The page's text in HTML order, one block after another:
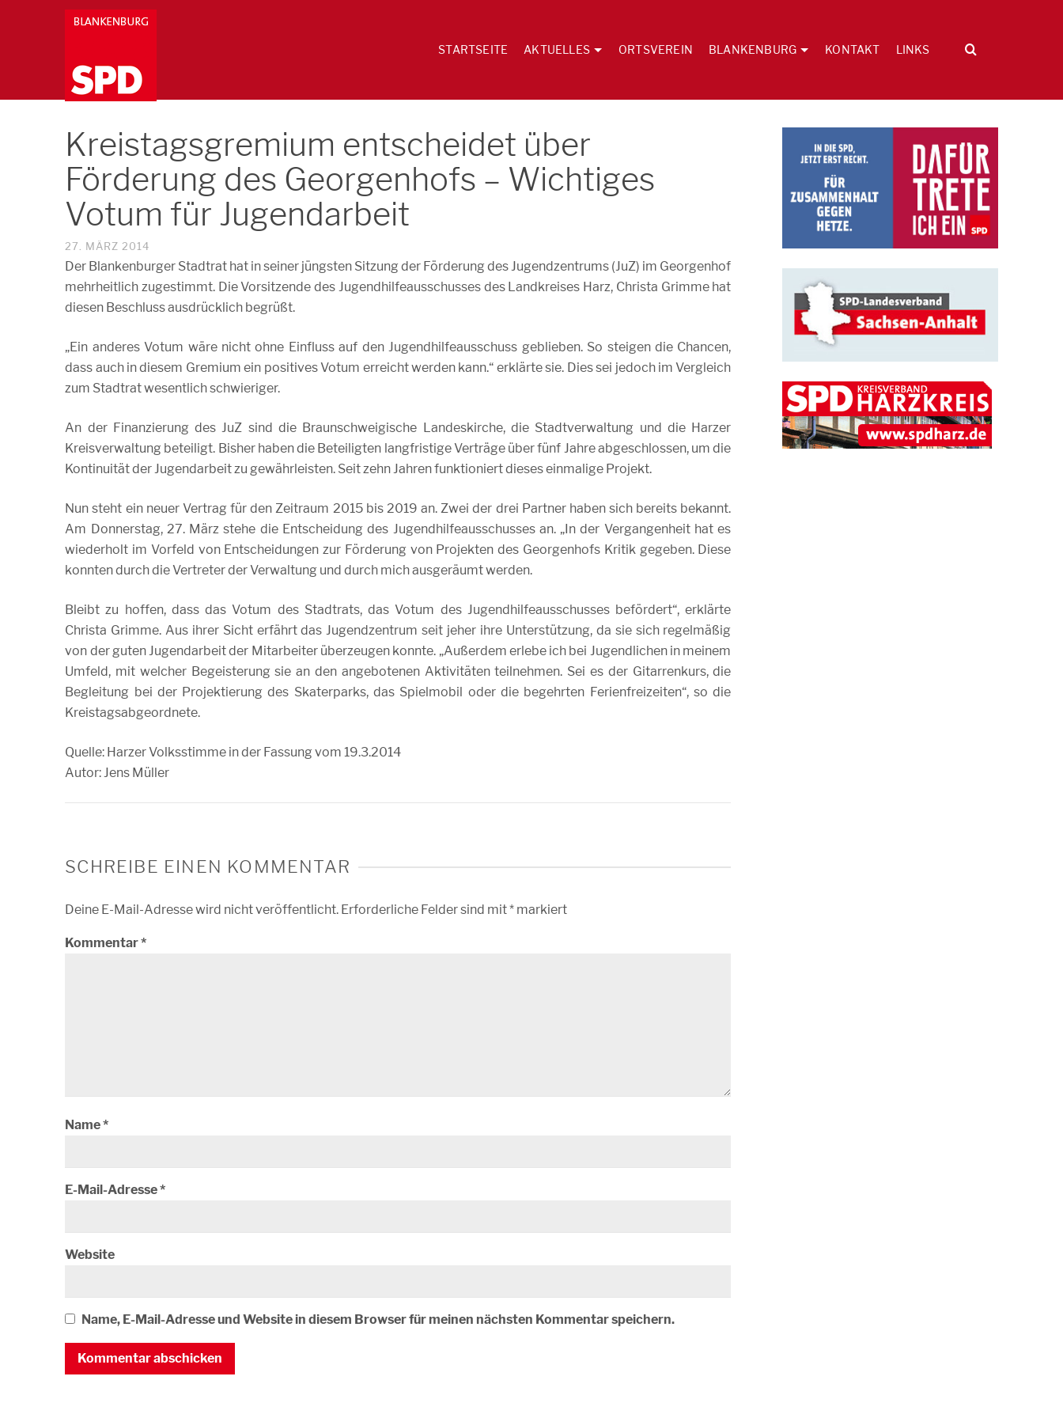
STARTSEITE AKTUELLES ORTSVEREIN BLANKENBURG KONTAKT LINKS
Kreistagsgremium entscheidet über
Förderung des Georgenhofs – Wichtiges
Votum für Jugendarbeit
27. MÄRZ 2014
Der Blankenburger Stadtrat hat in seiner jüngsten Sitzung der Förderung des Jugendzentrums (JuZ) im Georgenhof
mehrheitlich zugestimmt. Die Vorsitzende des Jugendhilfeausschusses des Landkreises Harz, Christa Grimme hat
diesen Beschluss ausdrücklich begrüßt.
„Ein anderes Votum wäre nicht ohne Einfluss auf den Jugendhilfeausschuss geblieben. So steigen die Chancen,
dass auch in diesem Gremium ein positives Votum erreicht werden kann.“ erklärte sie. Dies sei jedoch im Vergleich
zum Stadtrat wesentlich schwieriger.
An der Finanzierung des JuZ sind die Braunschweigische Landeskirche, die Stadtverwaltung und die Harzer
Kreisverwaltung beteiligt. Bisher haben die Beteiligten langfristige Verträge über fünf Jahre abgeschlossen, um die
Kontinuität der Jugendarbeit zu gewährleisten. Seit zehn Jahren funktioniert dieses einmalige Projekt.
Nun steht ein neuer Vertrag für den Zeitraum 2015 bis 2019 an. Zwei der drei Partner haben sich bereits bekannt.
Am Donnerstag, 27. März stehe die Entscheidung des Jugendhilfeausschusses an. „In der Vergangenheit hat es
wiederholt im Vorfeld von Entscheidungen zur Förderung von Projekten des Georgenhofs Kritik gegeben. Diese
konnten durch die Vertreter der Verwaltung und durch mich ausgeräumt werden.
Bleibt zu hoffen, dass das Votum des Stadtrats, das Votum des Jugendhilfeausschusses befördert“, erklärte
Christa Grimme. Aus ihrer Sicht erfährt das Jugendzentrum seit jeher ihre Unterstützung, da sie sich regelmäßig
von der guten Jugendarbeit der Mitarbeiter überzeugen konnte. „Außerdem erlebe ich bei Jugendlichen in meinem
Umfeld, mit welcher Begeisterung sie an den angebotenen Aktivitäten teilnehmen. Sei es der Gitarrenkurs, die
Begleitung bei der Projektierung des Skaterparks, das Spielmobil oder die begehrten Ferienfreizeiten“, so die
Kreistagsabgeordnete.
Quelle: Harzer Volksstimme in der Fassung vom 19.3.2014
Autor: Jens Müller
SCHREIBE EINEN KOMMENTAR
Deine E-Mail-Adresse wird nicht veröffentlicht. Erforderliche Felder sind mit* markiert
Kommentar*
Name*
E-Mail-Adresse*
Website
Name, E-Mail-Adresse und Website in diesem Browser für meinen nächsten Kommentar speichern.